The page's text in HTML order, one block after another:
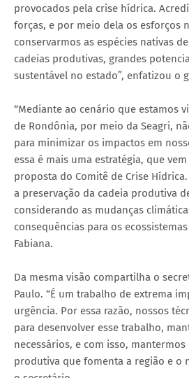
provocados pela crise hídrica.
forças, e por meio dela os esforços
conservarmos as espécies nativas
cadeias produtivas, grandes
sustentável no estado”, enfatizou o
“Mediante ao cenário que estamos
de Rondônia, por meio da Seagri,
para minimizar os impactos em
essa é mais uma estratégia, que
proposta do Comitê de Crise
a preservação da cadeia produtiva
considerando as mudanças
consequências para os
Fabiana.
Da mesma visão compartilha o
Paulo. “É um trabalho de extrema
urgência. Por essa razão, nossos
para desenvolver esse trabalho,
necessários, e com isso,
produtiva que fomenta a região e o